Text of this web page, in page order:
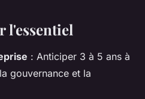
dans la
l'essentiel
: Anticiper 3 à 5 ans à
gouvernance et la